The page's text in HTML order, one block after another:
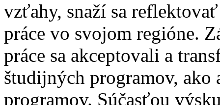
vzťahy, snaží sa
práce vo svojom regióne.
práce sa akceptovali a
študijných programov,
programov. Súčasťou